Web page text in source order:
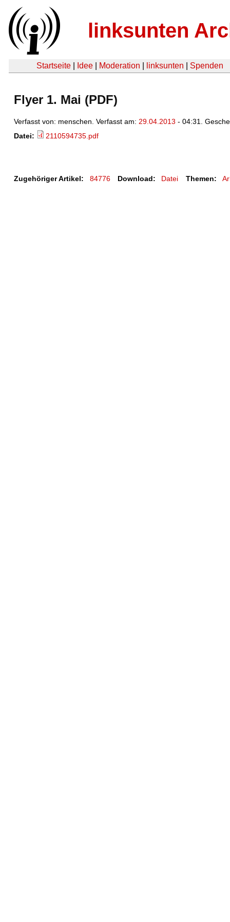
linksunten
Startseite Idee Moderation linksunten Spenden
Flyer 1. Mai (PDF)
Verfasst von: menschen. Verfasst am: 29.04.2013 - 04:31.
Datei:
2110594735.pdf
Zugehöriger Artikel: 84776 Download: Datei Themen: